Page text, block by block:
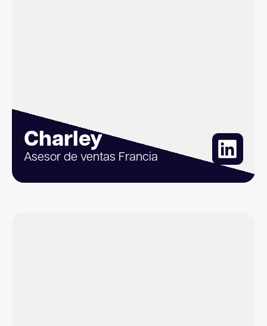
Charley
Asesor de ventas Francia